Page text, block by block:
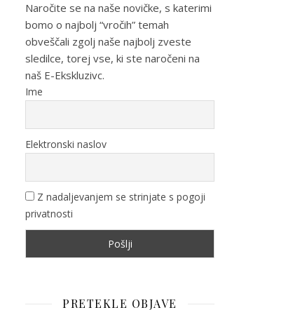
Naročite se na naše novičke, s katerimi
bomo o najbolj “vročih” temah
obveščali zgolj naše najbolj zveste
sledilce, torej vse, ki ste naročeni na
naš E-Ekskluzivc.
Ime
Elektronski naslov
Z nadaljevanjem se strinjate s pogoji
privatnosti
PRETEKLE OBJAVE